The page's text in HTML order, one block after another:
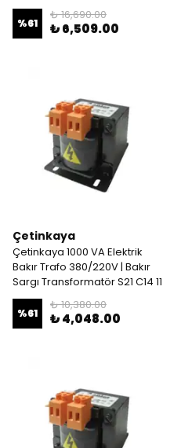
%61
₺ 16,690.00
₺ 6,509.00
Çetinkaya
Çetinkaya 1000 VA Elektrik
Bakır Trafo 380/220V | Bakır
Sargı Transformatör S21 C14 11
%61
₺ 10,380.00
₺ 4,048.00